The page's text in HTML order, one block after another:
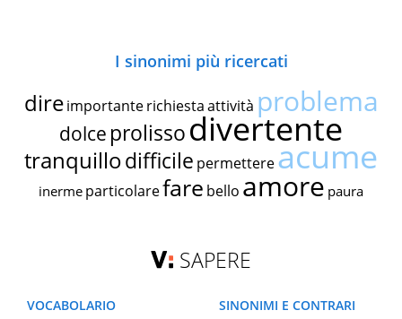
I sinonimi più ricercati
dire importante richiestaattività problema
dolce prolissodivertente
tranquillodifficile permettereacume
inerme particolarefare bello amore paura
SAPERE
VOCABOLARIO
SINONIMI E CONTRARI